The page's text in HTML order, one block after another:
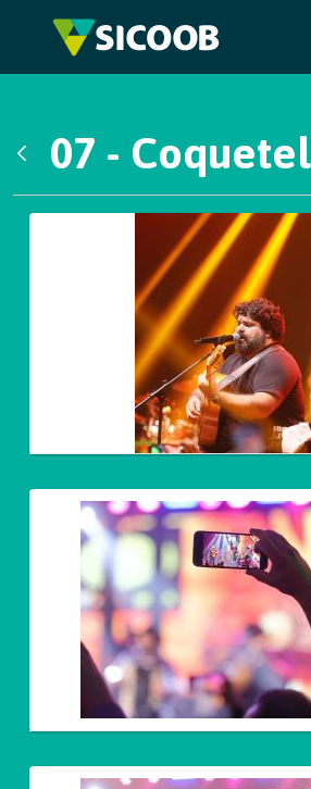
Pular para o Conteúdo principal
07 - Coquetel